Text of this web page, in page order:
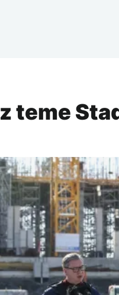
teme